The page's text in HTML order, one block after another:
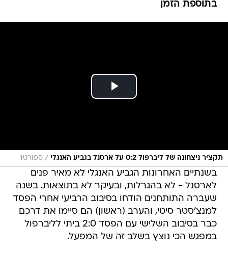
בתוספת הזמן
תקציר ניצחונה של ליברפול 0:2 על ארסנל בגביע האנגלי / ספורט1
בשנתיים האחרונות הגביע האנגלי לא מאיר פנים
לארסנל - לא בהגרלות, ובעיקר לא בתוצאות. בשנה
שעברה התותחנים הודחו בסיבוב הרביעי אחרי הפסד
למנצ'סטר סיטי, והערב (ראשון) הם סיימו את דרכם
כבר בסיבוב השלישי עם הפסד 2:0 ביתי לליברפול
במפגש הכי נוצץ בשלב זה של המפעל.